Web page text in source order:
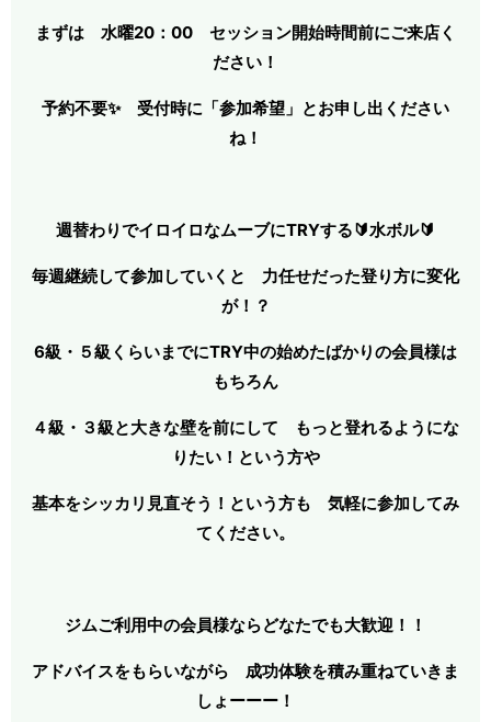
まずは 水曜20：00 セッション開始時間前にご来店く
ださい！
予約不要✨ 受付時に「参加希望」とお申し出ください
ね！
週替わりでイロイロなムーブにTRYする🔰水ボル🔰
毎週継続して参加していくと 力任せだった登り方に変化
が！？
6級・５級くらいまでにTRY中の始めたばかりの会員様は
もちろん
４級・３級と大きな壁を前にして もっと登れるようにな
りたい！という方や
基本をシッカリ見直そう！という方も 気軽に参加してみ
てください。
ジムご利用中の会員様ならどなたでも大歓迎！！
アドバイスをもらいながら 成功体験を積み重ねていきま
しょーーー！